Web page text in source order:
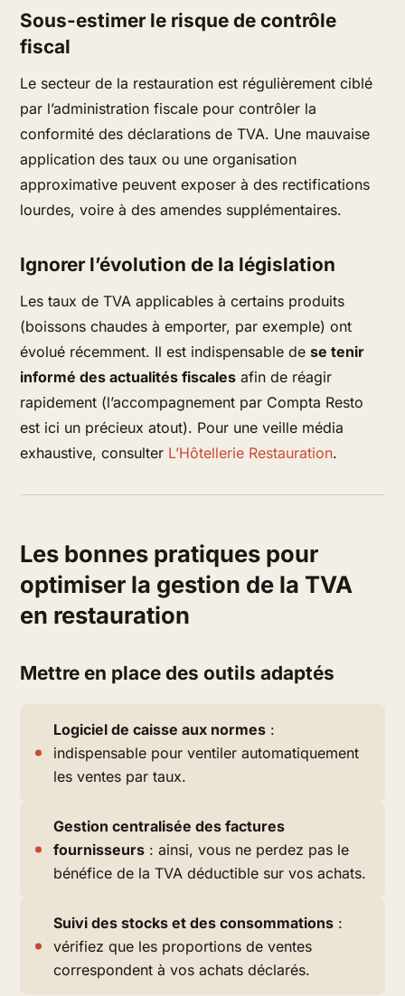
Sous-estimer le risque de contrôle
fiscal
Le secteur de la restauration est régulièrement ciblé
par l’administration fiscale pour contrôler la
conformité des déclarations de TVA. Une mauvaise
application des taux ou une organisation
approximative peuvent exposer à des rectifications
lourdes, voire à des amendes supplémentaires.
Ignorer l’évolution de la législation
Les taux de TVA applicables à certains produits
(boissons chaudes à emporter, par exemple) ont
évolué récemment. Il est indispensable dese tenir
informé des actualités fiscales afin de réagir
rapidement (l’accompagnement par Compta Resto
est ici un précieux atout). Pour une veille média
exhaustive, consulter L’Hôtellerie Restauration.
Les bonnes pratiques pour
optimiser la gestion de la TVA
en restauration
Mettre en place des outils adaptés
Logiciel de caisse aux normes :
indispensable pour ventiler automatiquement
les ventes par taux.
Gestion centralisée des factures
fournisseurs : ainsi, vous ne perdez pas le
bénéfice de la TVA déductible sur vos achats.
Suivi des stocks et des consommations :
vérifiez que les proportions de ventes
correspondent à vos achats déclarés.